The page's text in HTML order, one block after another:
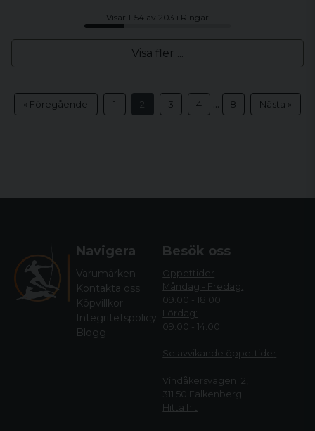
Visar 1-54 av 203 i Ringar
Visa fler ...
« Föregående 1 2 3 4 ... 8 Nästa »
Navigera
Varumärken
Kontakta oss
Köpvillkor
Integritetspolicy
Blogg
Besök oss
Öppettider
Måndag - Fredag:
09.00 - 18.00
Lördag:
09.00 - 14.00
Se avvikande öppettider
Vindåkersvägen 12,
311 50 Falkenberg
Hitta hit